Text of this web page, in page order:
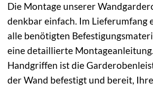
Die Montage unserer
denkbar einfach. Im Lieferumfang
alle benötigten
eine detaillierte
Handgriffen ist die
der Wand befestigt und bereit,